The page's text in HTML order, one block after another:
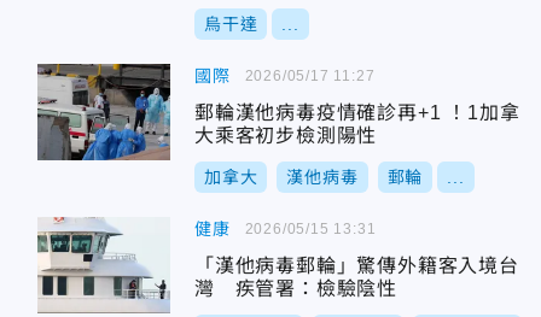
烏干達
國際
郵輪漢他病毒疫情確診再+1 ！1加拿
大乘客初步檢測陽性
加拿大 漢他病毒 郵輪
2026/05/17 11:27
健康
「漢他病毒郵輪」驚傳外籍客入境台
灣 疾管署：檢驗陰性
2026/05/15 13:31